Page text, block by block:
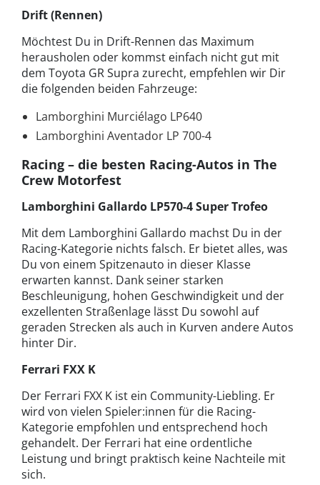
Drift (Rennen)
Möchtest Du in Drift-Rennen das Maximum
herausholen oder kommst einfach nicht gut mit
dem Toyota GR Supra zurecht, empfehlen wir Dir
die folgenden beiden Fahrzeuge:
Lamborghini Murciélago LP640
Lamborghini Aventador LP 700-4
Racing – die besten Racing-Autos in The
Crew Motorfest
Lamborghini Gallardo LP570-4 Super Trofeo
Mit dem Lamborghini Gallardo machst Du in der
Racing-Kategorie nichts falsch. Er bietet alles, was
Du von einem Spitzenauto in dieser Klasse
erwarten kannst. Dank seiner starken
Beschleunigung, hohen Geschwindigkeit und der
exzellenten Straßenlage lässt Du sowohl auf
geraden Strecken als auch in Kurven andere Autos
hinter Dir.
Ferrari FXX K
Der Ferrari FXX K ist ein Community-Liebling. Er
wird von vielen Spieler:innen für die Racing-
Kategorie empfohlen und entsprechend hoch
gehandelt. Der Ferrari hat eine ordentliche
Leistung und bringt praktisch keine Nachteile mit
sich.